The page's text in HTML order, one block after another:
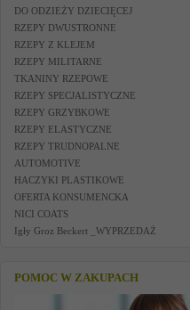
DO ODZIEŻY DZIECIĘCEJ
RZEPY DWUSTRONNE
RZEPY Z KLEJEM
RZEPY MILITARNE
TKANINY RZEPOWE
RZEPY SPECJALISTYCZNE
RZEPY GRZYBKOWE
RZEPY ELASTYCZNE
RZEPY TRUDNOPALNE
AUTOMOTIVE
HACZYKI PLASTIKOWE
OFERTA KONSUMENCKA
NICI COATS
Igły Groz Beckert _WYPRZEDAŻ
POMOC W ZAKUPACH